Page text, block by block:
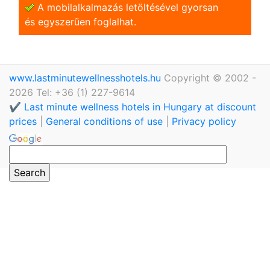
A mobilalkalmazás letöltésével gyorsan
és egyszerũen foglalhat.
www.lastminutewellnesshotels.hu Copyright © 2002 -
2026 Tel: +36 (1) 227-9614
✔️ Last minute wellness hotels in Hungary at discount
prices
General conditions of use Privacy policy